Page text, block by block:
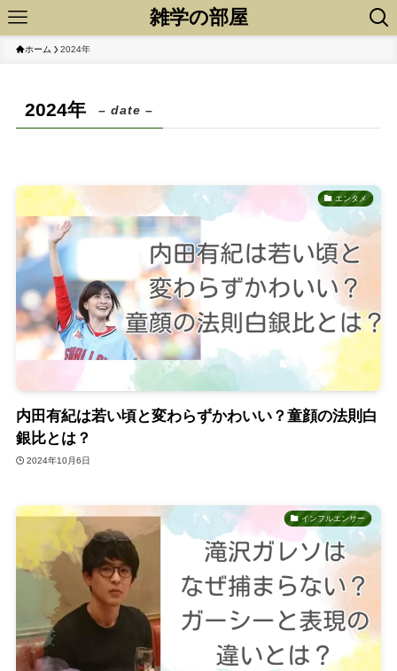
雑学の部屋
ホーム 2024年
2024年 – date –
エンタメ
内田有紀は若い頃と変わらずかわいい？童顔の法則白
銀比とは？
2024年10月6日
インフルエンサー